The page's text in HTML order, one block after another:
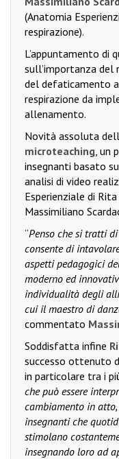
(Anatomia
respirazione).
L’appuntamento di
sull’importanza del
del defaticamento
respirazione da
allenamento.
Novità assoluta
microteaching , un
insegnanti basato
analisi di video
Esperienziale di
Massimiliano
“Penso che si tratti
consente di
aspetti pedagogici
moderno ed
individualità degli
cui il maestro di
commentato
Soddisfatta infine
successo ottenuto
in particolare tra i
che può essere
cambiamento in
insegnanti che
stimolano
insegnando loro ad